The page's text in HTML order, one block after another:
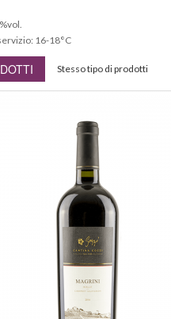
16-18°C
Stesso tipo di prodotti